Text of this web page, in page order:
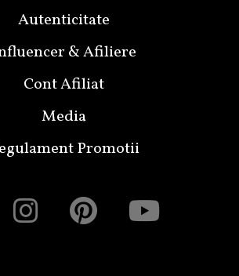
Autenticitate
& Afiliere
Cont Afiliat
Media
Promotii